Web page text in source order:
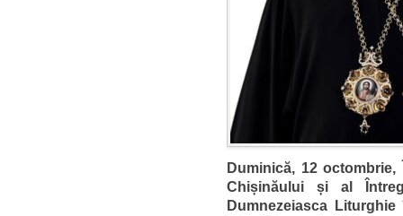
Duminică, 12
Chișinăului și al
Dumnezeiasca